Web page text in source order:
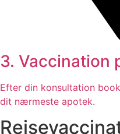
3. Vaccination
Efter din konsultation
dit nærmeste apotek.